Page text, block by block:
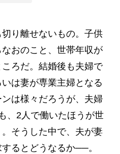
り離せないもの。子供
おのこと、世帯年収が
ろだ。結婚後も夫婦で
は妻が専業主婦となる
は様々だろうが、夫婦
、2人で働いたほうが世
そうした中で、夫が妻
るとどうなるか──。